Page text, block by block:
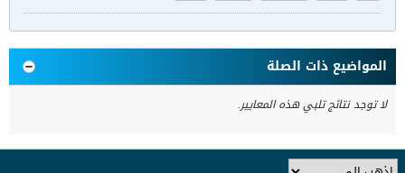
المواضيع ذات الصلة
لا توجد نتائج تلبي هذه المعايير.